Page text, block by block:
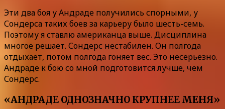
Эти два боя у Андраде получились спорными, у
Сондерса таких боев за карьеру было шесть-семь.
Поэтому я ставлю американца выше. Дисциплина
многое решает. Сондерс нестабилен. Он полгода
отдыхает, потом полгода гоняет вес. Это несерьезно.
Андраде к бою со мной подготовится лучше, чем
Сондерс.
«АНДРАДЕ ОДНОЗНАЧНО КРУПНЕЕ МЕНЯ»